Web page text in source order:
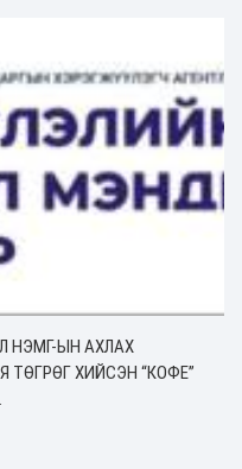
НЭМГ-ЫН АХЛАХ
ХИЙСЭН “КОФЕ”